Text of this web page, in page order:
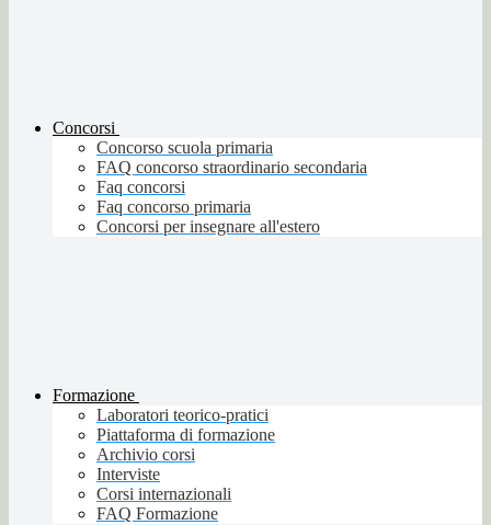
Concorsi
Concorso scuola primaria
FAQ concorso straordinario secondaria
Faq concorsi
Faq concorso primaria
Concorsi per insegnare all'estero
Formazione
Laboratori teorico-pratici
Piattaforma di formazione
Archivio corsi
Interviste
Corsi internazionali
FAQ Formazione